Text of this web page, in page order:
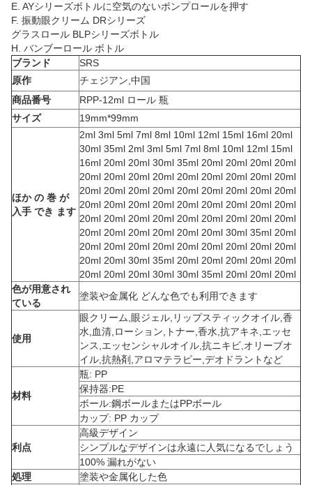
E. AYシリーズボトルに空気のないポンプロールを押す
F. 振動眼クリーム DRシリーズ
グラスロール BLPシリーズボトル
H. バンブーロール ボトル
ブランド
SRS
原作
チェジアン,中国
商品番号
RPP-12ml ロール 瓶
サイズ
19mm*99mm
ほか の 巻 が
入手 でき ます
2ml 3ml 5ml 7ml 8ml 10ml 12ml 15ml 16ml 20ml
30ml 35ml 2ml 3ml 5ml 7ml 8ml 10ml 12ml 15ml
16ml 20ml 20ml 30ml 35ml 20ml 20ml 20ml 20ml
20ml 20ml 20ml 20ml 20ml 20ml 20ml 20ml 20ml
20ml 20ml 20ml 20ml 20ml 20ml 20ml 20ml 20ml
20ml 20ml 20ml 20ml 20ml 20ml 20ml 20ml 20ml
20ml 20ml 20ml 20ml 20ml 20ml 20ml 20ml 20ml
20ml 20ml 20ml 20ml 20ml 20ml 30ml 35ml 20ml
20ml 20ml 20ml 20ml 20ml 20ml 20ml 20ml 20ml
20ml 20ml 30ml 35ml 20ml 20ml 20ml 20ml 20ml
20ml 20ml 20ml 30ml 30ml 35ml 20ml 20ml 20ml
色が用意され
ている
塗装や金属化 どんな色でも利用できます
使用
眼クリーム,眼ジェル,リップスティックオイル,香
水,血清,ローション,トナー,香水,抗アキネ,エッセ
ンス,エッセンシャルオイル,抗ニキビ,オリーブオ
イル,抗熱剤,アロマテラピー,デオドラントなど
材料
瓶: PP
保持器:PE
ボール:鋼ボールまたはPPボール
カップ: PP カップ
利点
高級デザイン
シンプルなデザインは永遠に人気になるでしょう
100% 漏れがない
処理
塗装や金属化した色